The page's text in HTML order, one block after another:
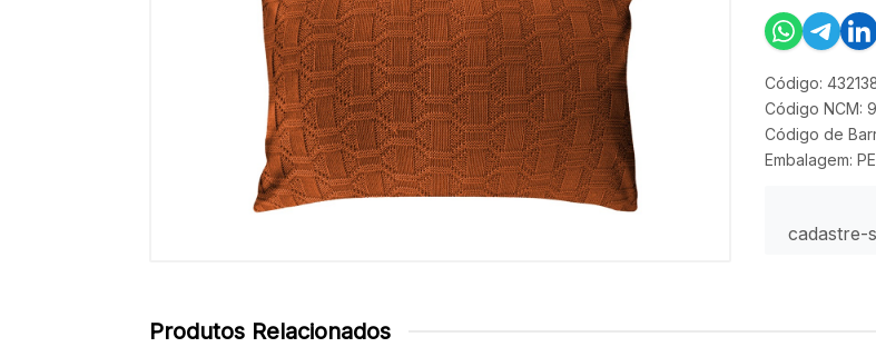
Código:
Código NCM:
Código de
Embalagem:
cadastre-
Produtos Relacionados